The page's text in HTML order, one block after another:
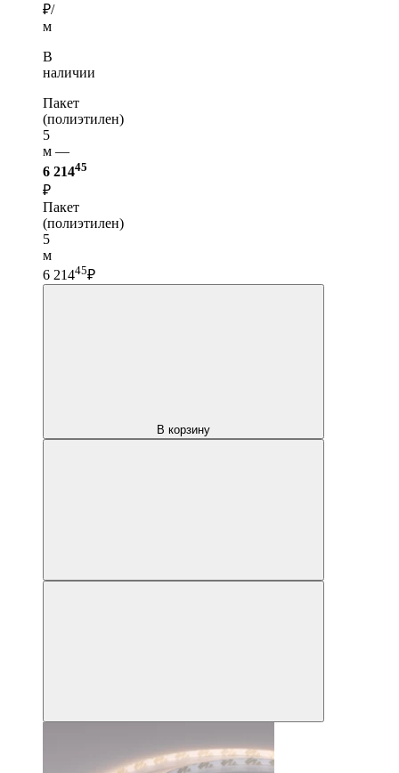
₽/
м
В
наличии
Пакет
(полиэтилен)
5
м —
6 21445
₽
Пакет
(полиэтилен)
5
м
6 21445₽
В корзину